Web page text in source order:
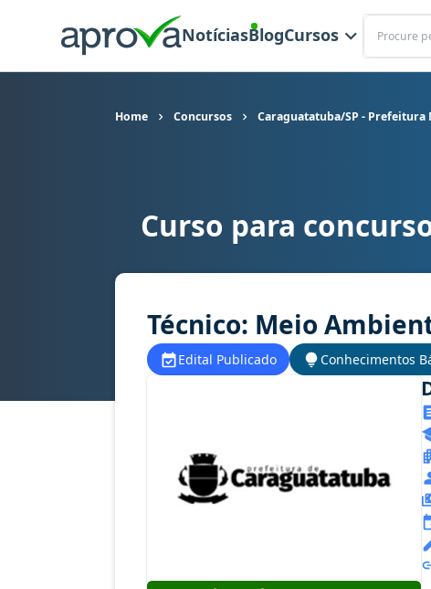
NotíciasBlogCursos
Buscar
Home Concursos Caraguatatuba/SP - Prefeitura
Curso para concurso Caraguatatuba/SP -
Curso para
Técnico: Meio
Edital Publicado Conhecimentos